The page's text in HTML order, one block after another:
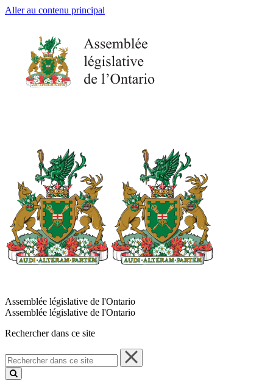
Aller au contenu principal
Assemblée législative de l'Ontario
Assemblée législative de l'Ontario
Rechercher dans ce site
Rechercher
dans
ce